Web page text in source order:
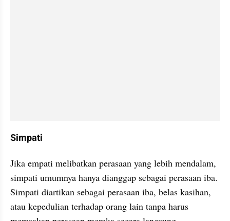
Simpati
Jika empati melibatkan perasaan yang lebih mendalam,
simpati umumnya hanya dianggap sebagai perasaan iba.
Simpati diartikan sebagai perasaan iba, belas kasihan,
atau kepedulian terhadap orang lain tanpa harus